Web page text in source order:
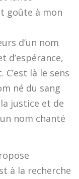
goûte à mon
d’un nom
d’espérance,
là le sens
né du sang
justice et de
nom chanté
à la recherche